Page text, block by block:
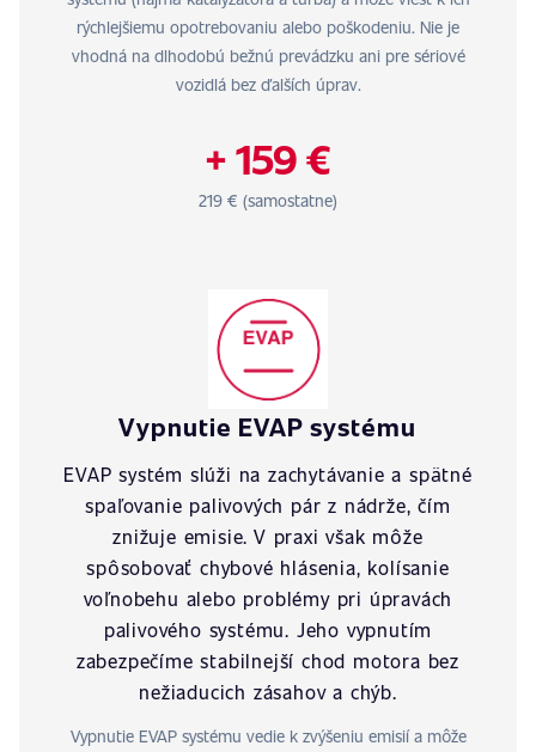
rýchlejšiemu opotrebovaniu alebo poškodeniu. Nie je
vhodná na dlhodobú bežnú prevádzku ani pre sériové
vozidlá bez ďalších úprav.
+ 159 €
219 € (samostatne)
Vypnutie EVAP systému
EVAP systém slúži na zachytávanie a spätné
spaľovanie palivových pár z nádrže, čím
znižuje emisie. V praxi však môže
spôsobovať chybové hlásenia, kolísanie
voľnobehu alebo problémy pri úpravách
palivového systému. Jeho vypnutím
zabezpečíme stabilnejší chod motora bez
nežiaducich zásahov a chýb.
Vypnutie EVAP systému vedie k zvýšeniu emisií a môže